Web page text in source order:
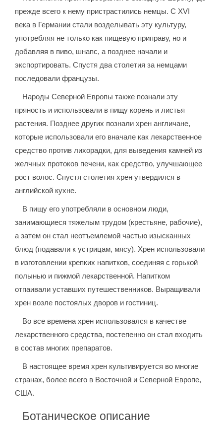
прежде всего к нему пристрастились немцы. С XVI
века в Германии стали возделывать эту культуру,
употребляя не только как пищевую приправу, но и
добавляя в пиво, шнапс, а позднее начали и
экспортировать. Спустя два столетия за немцами
последовали французы.
Народы Северной Европы также познали эту
пряность и использовали в пищу корень и листья
растения. Позднее других познали хрен англичане,
которые использовали его вначале как лекарственное
средство против лихорадки, для выведения камней из
желчных протоков печени, как средство, улучшающее
рост волос. Спустя столетия хрен утвердился в
английской кухне.
В пищу его употребляли в основном люди,
занимающиеся тяжелым трудом (крестьяне, рабочие),
а затем он стал неотъемлемой частью изысканных
блюд (подавали к устрицам, мясу). Хрен использовали
в изготовлении крепких напитков, соединяя с горькой
полынью и пижмой лекарственной. Напитком
отпаивали уставших путешественников. Выращивали
хрен возле постоялых дворов и гостиниц.
Во все времена хрен использовался в качестве
лекарственного средства, постепенно он стал входить
в состав многих препаратов.
В настоящее время хрен культивируется во многие
странах, более всего в Восточной и Северной Европе,
США.
Ботаническое описание